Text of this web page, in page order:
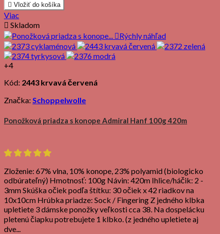
 Vložiť do košíka
Viac
 Skladom
Rýchly náhľad
+4
Kód: 2443 krvavá červená
Značka: Schoppelwolle
Ponožková priadza s konope Admiral Hanf 100g 420m
Zloženie: 67% vlna, 10% konope, 23% polyamid (biologicko
odbúrateľný) Hmotnosť: 100g Návin: 420m Ihlice/háčik: 2 -
3mm Skúška očiek podľa štítku: 30 očiek x 42 riadkov na
10x10cm Hrúbka priadze: Sock / Fingering Z jedného klbka
upletiete 3 dámske ponožky veľkosti cca 38. Na dospelácku
pletenú čiapku potrebujete 1 klbko. (z jedného upletiete aj
dve...